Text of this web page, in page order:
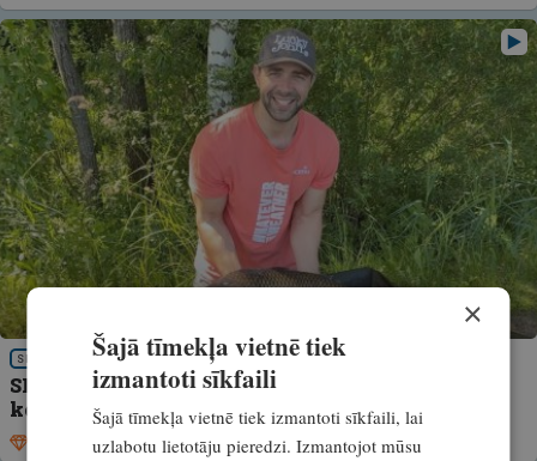
SKATIES!
SKATIES! Method VS Klasika. Arturs Zabors ar
kolēģiem dodas karpu copē
Ekskluzīvi 17. jūnijs, 2025
×
Šajā tīmekļa vietnē tiek
izmantoti sīkfaili
Šajā tīmekļa vietnē tiek izmantoti sīkfaili, lai
uzlabotu lietotāju pieredzi. Izmantojot mūsu